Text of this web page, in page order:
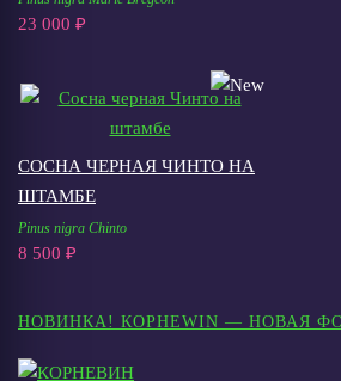
23 000 ₽
СОСНА ЧЕРНАЯ ЧИНТО НА
ШТАМБЕ
Pinus nigra Chinto
8 500 ₽
НОВИНКА! КОРНЕWIN — НОВАЯ